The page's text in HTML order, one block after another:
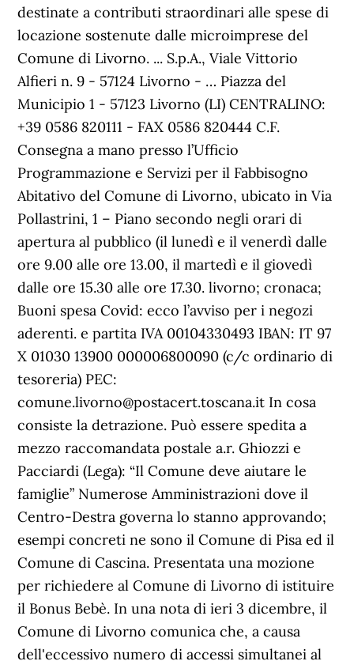
destinate a contributi straordinari alle spese di
locazione sostenute dalle microimprese del
Comune di Livorno. ... S.p.A., Viale Vittorio
Alfieri n. 9 - 57124 Livorno - … Piazza del
Municipio 1 - 57123 Livorno (LI) CENTRALINO:
+39 0586 820111 - FAX 0586 820444 C.F.
Consegna a mano presso l’Ufficio
Programmazione e Servizi per il Fabbisogno
Abitativo del Comune di Livorno, ubicato in Via
Pollastrini, 1 – Piano secondo negli orari di
apertura al pubblico (il lunedì e il venerdì dalle
ore 9.00 alle ore 13.00, il martedì e il giovedì
dalle ore 15.30 alle ore 17.30. livorno; cronaca;
Buoni spesa Covid: ecco l’avviso per i negozi
aderenti. e partita IVA 00104330493 IBAN: IT 97
X 01030 13900 000006800090 (c/c ordinario di
tesoreria) PEC:
comune.livorno@postacert.toscana.it In cosa
consiste la detrazione. Può essere spedita a
mezzo raccomandata postale a.r. Ghiozzi e
Pacciardi (Lega): “Il Comune deve aiutare le
famiglie” Numerose Amministrazioni dove il
Centro-Destra governa lo stanno approvando;
esempi concreti ne sono il Comune di Pisa ed il
Comune di Cascina. Presentata una mozione
per richiedere al Comune di Livorno di istituire
il Bonus Bebè. In una nota di ieri 3 dicembre, il
Comune di Livorno comunica che, a causa
dell'eccessivo numero di accessi simultanei al